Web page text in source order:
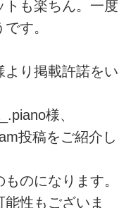
トも楽ちん。一度
す。
り掲載許諾をい
様、
投稿をご紹介し
のになります。
性もございま